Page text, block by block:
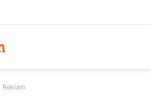
Reklam